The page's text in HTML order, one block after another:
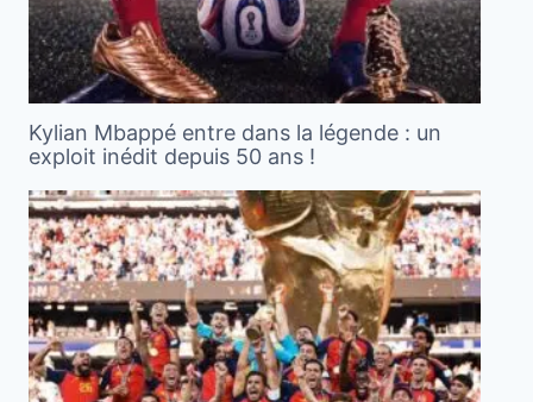
Kylian Mbappé entre dans la légende : un
exploit inédit depuis 50 ans !